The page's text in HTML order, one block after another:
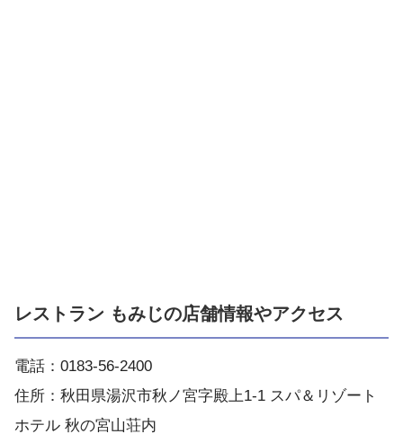
レストラン もみじの店舗情報やアクセス
電話：0183-56-2400
住所：秋田県湯沢市秋ノ宮字殿上1-1 スパ＆リゾート
ホテル 秋の宮山荘内